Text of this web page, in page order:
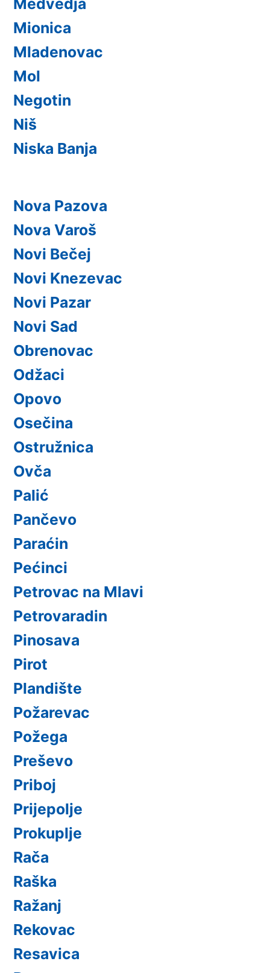
Mionica
Mladenovac
Mol
Negotin
Niš
Niska Banja
Nova Pazova
Nova Varoš
Novi Bečej
Novi Knezevac
Novi Pazar
Novi Sad
Obrenovac
Odžaci
Opovo
Osečina
Ostružnica
Ovča
Palić
Pančevo
Paraćin
Pećinci
Petrovac na Mlavi
Petrovaradin
Pinosava
Pirot
Plandište
Požarevac
Požega
Preševo
Priboj
Prijepolje
Prokuplje
Rača
Raška
Ražanj
Rekovac
Resavica